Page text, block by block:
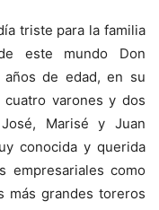
triste para la familia
este mundo Don
de edad, en su
varones y dos
Marisé y Juan
conocida y querida
empresariales como
grandes toreros